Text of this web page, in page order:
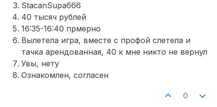
StacanSupa666
40 тысяч рублей
16:35-16:40 прмерно
Вылетела игра, вместе с профой слетела и
тачка арендованная, 40 к мне никто не вернул
Увы, нету
Ознакомлен, согласен
0